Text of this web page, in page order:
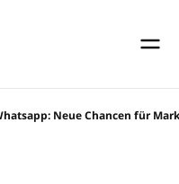
Neue Chancen für